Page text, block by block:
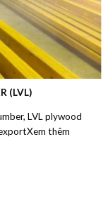
(LVL)
LVL plywood
thêm